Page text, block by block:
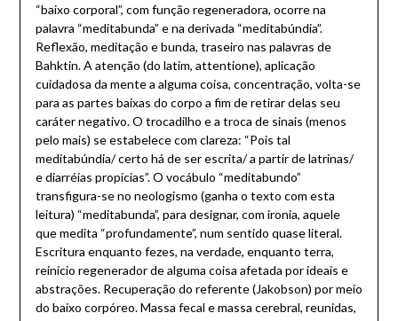
“baixo corporal”, com função regeneradora, ocorre na
palavra “meditabunda” e na derivada “meditabúndia”.
Reflexão, meditação e bunda, traseiro nas palavras de
Bahktin. A atenção (do latim, attentione), aplicação
cuidadosa da mente a alguma coisa, concentração, volta-se
para as partes baixas do corpo a fim de retirar delas seu
caráter negativo. O trocadilho e a troca de sinais (menos
pelo mais) se estabelece com clareza: “Pois tal
meditabúndia/ certo há de ser escrita/ a partir de latrinas/
e diarréias propícias”. O vocábulo “meditabundo”
transfigura-se no neologismo (ganha o texto com esta
leitura) “meditabunda”, para designar, com ironia, aquele
que medita “profundamente”, num sentido quase literal.
Escritura enquanto fezes, na verdade, enquanto terra,
reinício regenerador de alguma coisa afetada por ideais e
abstrações. Recuperação do referente (Jakobson) por meio
do baixo corpóreo. Massa fecal e massa cerebral, reunidas,